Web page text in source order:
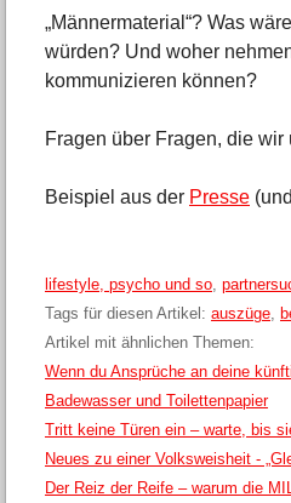
„Männermaterial“? Was
würden? Und woher
kommunizieren können?
Fragen über Fragen, die
Beispiel aus der Presse
Kategorien:
lifestyle, psycho und so
Tags für diesen Artikel: auszüge
Artikel mit ähnlichen Themen:
Wenn du Ansprüche an deine
Badewasser und Toilettenpapier
Tritt keine Türen ein – warte, bis
Neues zu einer Volksweisheit -
Der Reiz der Reife – warum die